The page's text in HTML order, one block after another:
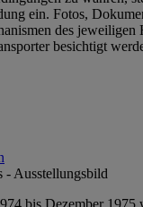
ein. Fotos,
des
besichtigt
bis Dezember